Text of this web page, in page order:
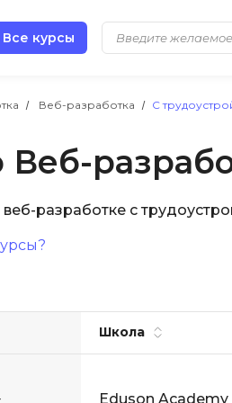
Все курсы
Веб-разработка С
разработке с
Школа
Eduson Academy
Разработка
Маркетинг
Аналитика
Иностранные языки